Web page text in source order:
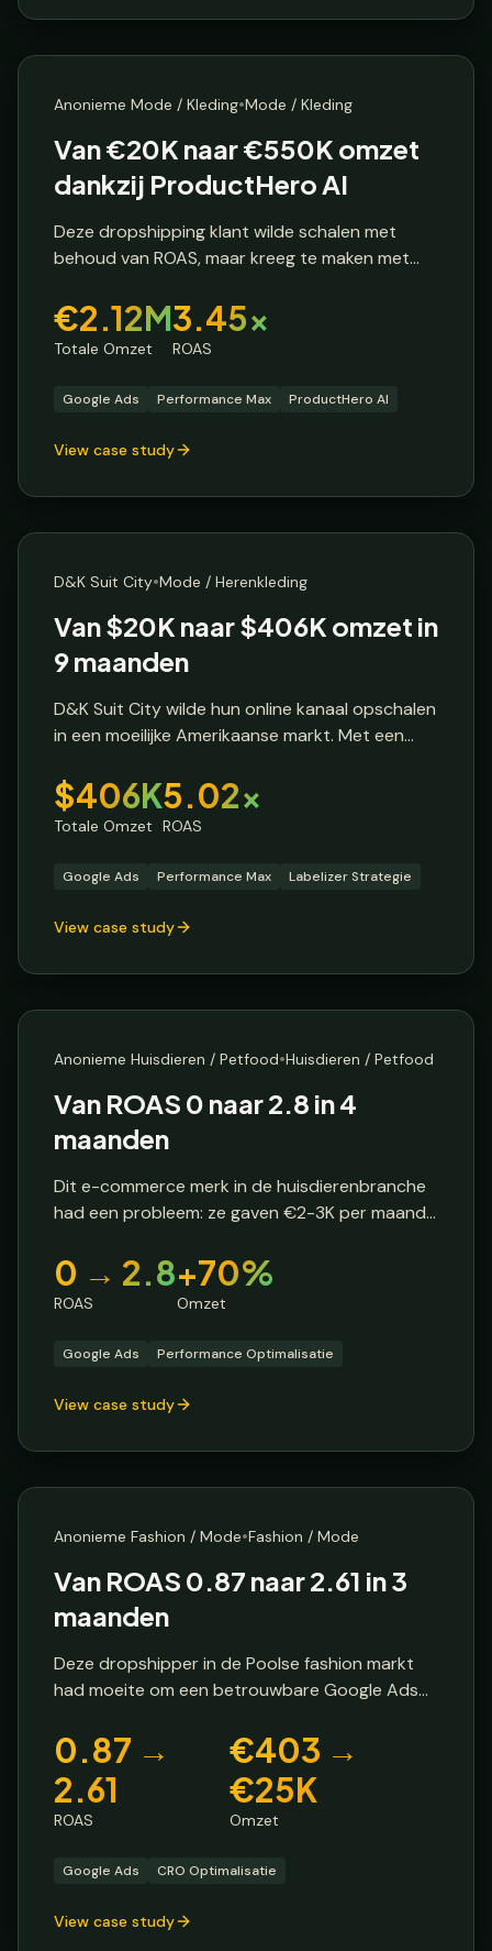
🔒 Anonieme klant
Dropshipper
Anonieme Mode / Kleding•Mode / Kleding
Van €20K naar €550K omzet
dankzij ProductHero AI
Deze dropshipping klant wilde schalen met
behoud van ROAS, maar kreeg te maken met
verstoringen, hoge retourpercentages,
meerdere misrepresentation issues en
€2.12M
Totale Omzet
3.45x
ROAS
Google Ads Performance Max ProductHero AI
View case study
E-commerce Brand
D&K Suit City•Mode / Herenkleding
Van $20K naar $406K omzet in
9 maanden
D&K Suit City wilde hun online kanaal opschalen
in een moeilijke Amerikaanse markt. Met een
wilden ze efficiëntie behouden terwijl ze naar
$12K budget groeiden.
$406K
Totale Omzet
5.02x
ROAS
Google Ads Performance Max Labelizer Strategie
View case study
🔒 Anonieme klant
E-commerce Brand
Anonieme Huisdieren / Petfood•Huisdieren / Petfood
Van ROAS 0 naar 2.8 in 4
maanden
Dit e-commerce merk in de huisdierenbranche
had een probleem: ze gaven €2-3K per maand
rendement. De ROAS was effectief 0 en de
omzet bleef steken op €7K per maand.
0 → 2.8
ROAS
+70%
Omzet
Google Ads Performance Optimalisatie
View case study
🔒 Anonieme klant
Dropshipper
Anonieme Fashion / Mode•Fashion / Mode
Van ROAS 0.87 naar 2.61 in 3
maanden
Deze dropshipper in de Poolse fashion markt
had moeite om een betrouwbare Google Ads
0.87 verloren ze geld op elke euro adspend,
terwijl de omzet bleef steken op €403 per
maand.
0.87 →
2.61
ROAS
€403 →
€25K
Omzet
Google Ads CRO Optimalisatie
View case study